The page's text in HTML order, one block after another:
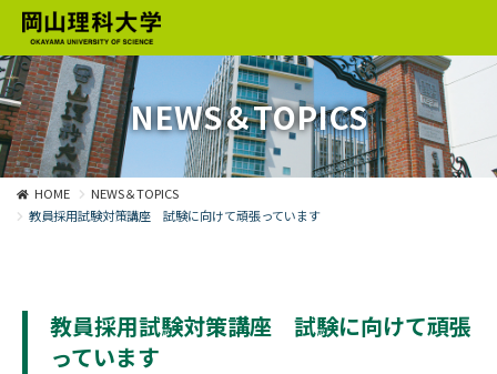
NEWS＆TOPICS
HOME
NEWS＆TOPICS
教員採用試験対策講座 試験に向けて頑張っています
教員採用試験対策講座 試験に向けて頑張
っています